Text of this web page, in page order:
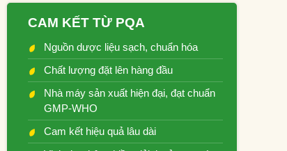
CAM KẾT TỪ PQA
Nguồn dược liệu sạch, chuẩn hóa
Chất lượng đặt lên hàng đầu
Nhà máy sản xuất hiện đại, đạt chuẩn
GMP-WHO
Cam kết hiệu quả lâu dài